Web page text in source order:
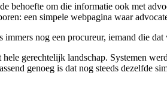
behoefte om die informatie ook met
een simpele webpagina waar
nog een procureur, iemand die
gerechtelijk landschap. Systemen
genoeg is dat nog steeds dezelfde